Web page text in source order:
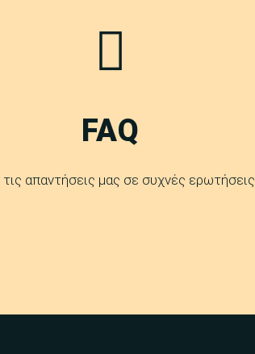
FAQ
τις απαντήσεις μας σε συχνές ερωτήσεις.